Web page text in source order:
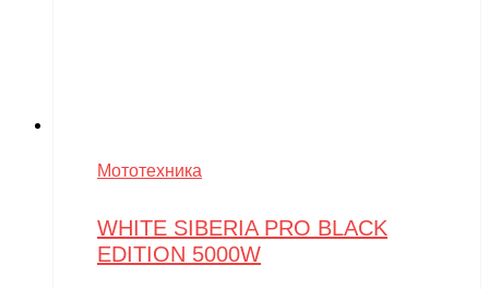
Мототехника
WHITE SIBERIA PRO BLACK
EDITION 5000W